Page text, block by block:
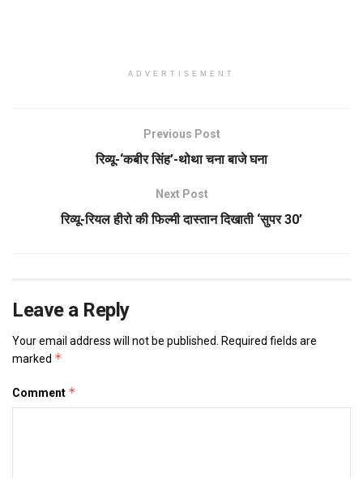
ADVERTISEMENT
Previous Post
रिव्यू-‘कबीर सिंह’-थोथा चना बाजे घना
Next Post
रिव्यू-रियल हीरो की फिल्मी दास्तान दिखाती ‘सुपर 30’
Leave a Reply
Your email address will not be published. Required fields are
marked *
Comment *